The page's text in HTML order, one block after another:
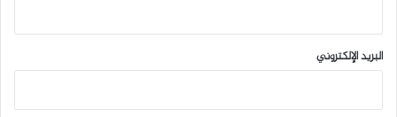
البريد الإلكتروني